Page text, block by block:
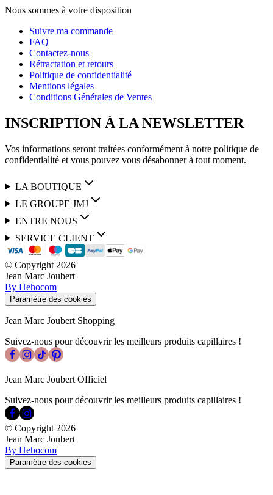
Nous sommes à votre disposition
Suivre ma commande
FAQ
Contactez-nous
Rétractation et retours
Politique de confidentialité
Mentions légales
Conditions Générales de Ventes
INSCRIPTION À LA NEWSLETTER
Vos informations seront traitées conformément à notre politique de
confidentialité et vous pouvez vous désabonner à tout moment.
LA BOUTIQUE
LE GROUPE JMJ
ENTRE NOUS
SERVICE CLIENT
© Copyright 2026
Jean Marc Joubert
By Hehocom
Paramètre des cookies
Jean Marc Joubert Shopping
Suivez-nous pour découvrir les meilleurs produits capillaires !
Jean Marc Joubert Officiel
Suivez-nous pour découvrir les meilleurs produits capillaires !
© Copyright 2026
Jean Marc Joubert
By Hehocom
Paramètre des cookies